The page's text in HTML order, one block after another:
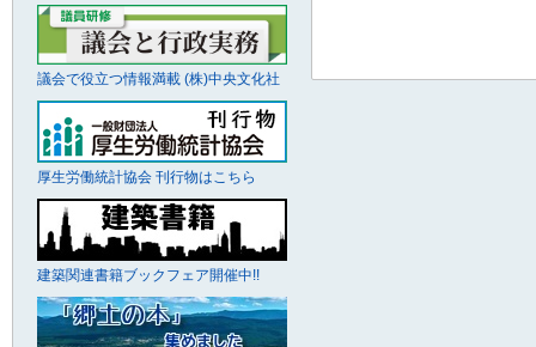
議会で役立つ情報満載 (株)中央文化社
厚生労働統計協会 刊行物はこちら
建築関連書籍ブックフェア開催中!!